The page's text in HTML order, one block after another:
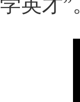
英才”